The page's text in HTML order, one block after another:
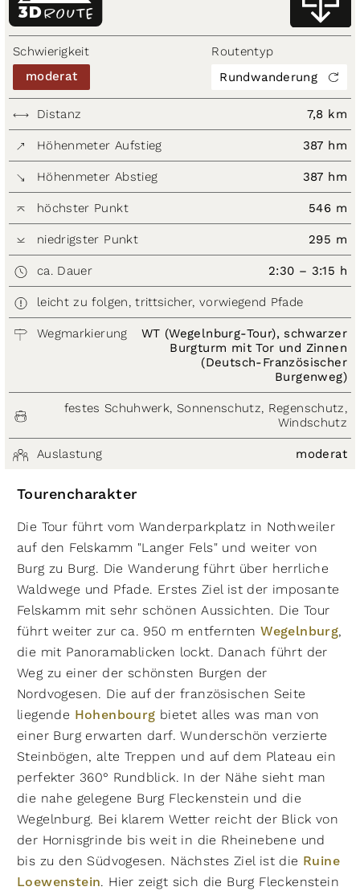
ROUTE
3D
Schwierigkeit
moderat
Routentyp
Rundwanderung
Distanz 7,8 km
Höhenmeter Aufstieg 387 hm
Höhenmeter Abstieg 387 hm
höchster Punkt 546 m
niedrigster Punkt 295 m
ca. Dauer 2:30 – 3:15 h
leicht zu folgen, trittsicher, vorwiegend Pfade
Wegmarkierung
WT (Wegelnburg-Tour), schwarzer
Burgturm mit Tor und Zinnen
(Deutsch-Französischer
Burgenweg)
festes Schuhwerk, Sonnenschutz, Regenschutz,
Windschutz
Auslastung moderat
Tourencharakter
Die Tour führt vom Wanderparkplatz in Nothweiler
auf den Felskamm "Langer Fels" und weiter von
Burg zu Burg. Die Wanderung führt über herrliche
Waldwege und Pfade. Erstes Ziel ist der imposante
Felskamm mit sehr schönen Aussichten. Die Tour
führt weiter zur ca. 950 m entferntenWegelnburg,
die mit Panoramablicken lockt. Danach führt der
Weg zu einer der schönsten Burgen der
Nordvogesen. Die auf der französischen Seite
liegende Hohenbourg bietet alles was man von
einer Burg erwarten darf. Wunderschön verzierte
Steinbögen, alte Treppen und auf dem Plateau ein
perfekter 360° Rundblick. In der Nähe sieht man
die nahe gelegene Burg Fleckenstein und die
Wegelnburg. Bei klarem Wetter reicht der Blick von
der Hornisgrinde bis weit in die Rheinebene und
bis zu den Südvogesen. Nächstes Ziel ist die Ruine
Loewenstein. Hier zeigt sich die Burg Fleckenstein